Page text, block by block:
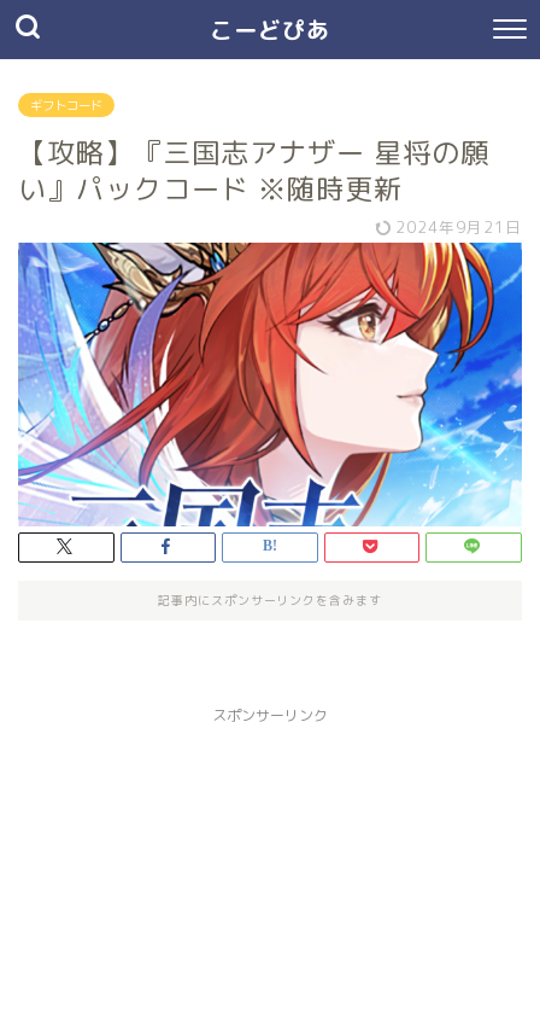
こーどぴあ
ギフトコード
【攻略】『三国志アナザー 星将の願
い』パックコード ※随時更新
2024年9月21日
記事内にスポンサーリンクを含みます
スポンサーリンク